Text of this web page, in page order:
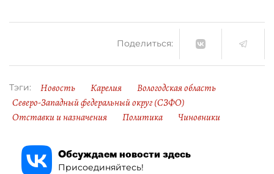
Поделиться:
Тэги: Новость Карелия
Вологодская область
Северо-Западный федеральный округ (СЗФО)
Отставки и назначения
Политика Чиновники
Обсуждаем новости здесь
Присоединяйтесь!